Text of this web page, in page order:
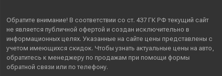
Обратите внимание! В соответствии со ст. 437 ГК РФ текущий сайт
не является публичной офертой и создан исключительно в
информационных целях. Указанные на сайте цены представлены с
учетом имеющихся скидок. Чтобы узнать актуальные цены на авто,
обратитесь к менеджеру по продажам при помощи формы
обратной связи или по телефону.